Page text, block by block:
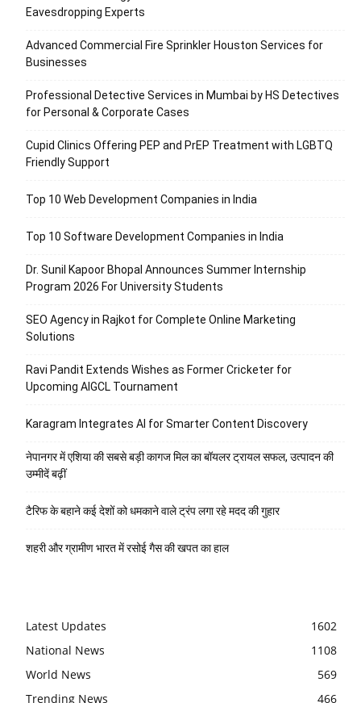
Eavesdropping Experts
Advanced Commercial Fire Sprinkler Houston Services for
Businesses
Professional Detective Services in Mumbai by HS Detectives
for Personal & Corporate Cases
Cupid Clinics Offering PEP and PrEP Treatment with LGBTQ
Friendly Support
Top 10 Web Development Companies in India
Top 10 Software Development Companies in India
Dr. Sunil Kapoor Bhopal Announces Summer Internship
Program 2026 For University Students
SEO Agency in Rajkot for Complete Online Marketing
Solutions
Ravi Pandit Extends Wishes as Former Cricketer for
Upcoming AIGCL Tournament
Karagram Integrates AI for Smarter Content Discovery
नेपानगर में एशिया की सबसे बड़ी कागज मिल का बॉयलर ट्रायल सफल, उत्पादन की
उम्मीदें बढ़ीं
टैरिफ के बहाने कई देशों को धमकाने वाले ट्रंप लगा रहे मदद की गुहार
शहरी और ग्रामीण भारत में रसोई गैस की खपत का हाल
Latest Updates
1602
National News
1108
World News
569
Trending News
466